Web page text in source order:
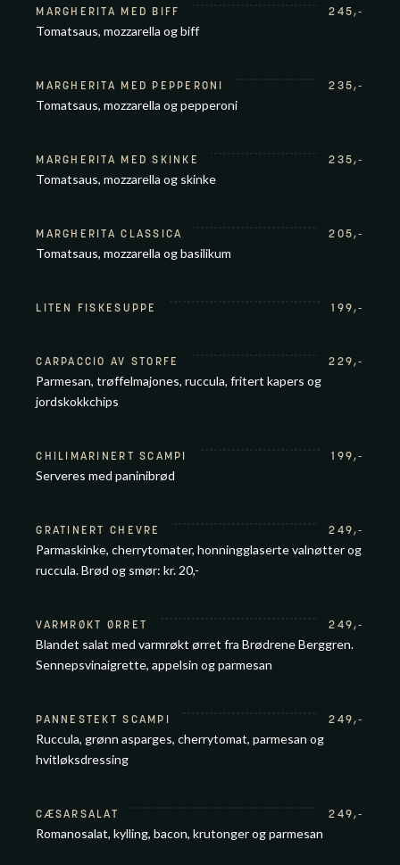
MARGHERITA MED BIFF 245,-
Tomatsaus, mozzarella og biff
MARGHERITA MED PEPPERONI 235,-
Tomatsaus, mozzarella og pepperoni
MARGHERITA MED SKINKE 235,-
Tomatsaus, mozzarella og skinke
MARGHERITA CLASSICA 205,-
Tomatsaus, mozzarella og basilikum
LITEN FISKESUPPE 199,-
CARPACCIO AV STORFE 229,-
Parmesan, trøffelmajones, ruccula, fritert kapers og
jordskokkchips
CHILIMARINERT SCAMPI 199,-
Serveres med paninibrød
GRATINERT CHEVRE 249,-
Parmaskinke, cherrytomater, honningglaserte valnøtter og
ruccula. Brød og smør: kr. 20,-
VARMRØKT ØRRET 249,-
Blandet salat med varmrøkt ørret fra Brødrene Berggren.
Sennepsvinaigrette, appelsin og parmesan
PANNESTEKT SCAMPI 249,-
Ruccula, grønn asparges, cherrytomat, parmesan og
hvitløksdressing
CÆSARSALAT 249,-
Romanosalat, kylling, bacon, krutonger og parmesan